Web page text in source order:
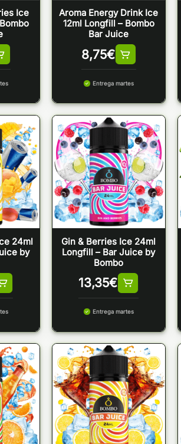
Ice
Aroma Energy Drink Ice
12ml Longfill – Bombo
Bar Juice
8,75€
Entrega martes
24ml
by
Gin & Berries Ice 24ml
Longfill – Bar Juice by
Bombo
13,35€
Entrega martes